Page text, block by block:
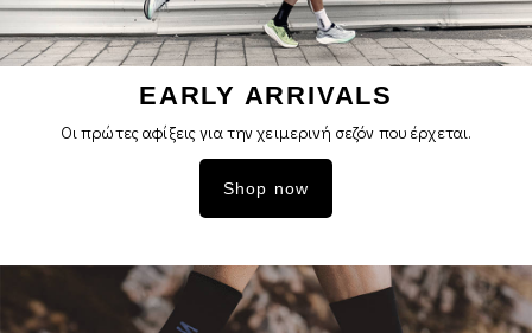
EARLY ARRIVALS
Οι πρώτες αφίξεις για την χειμερινή σεζόν που έρχεται.
Shop now